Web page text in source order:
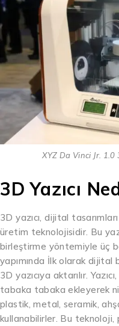
XYZ Da Vinci Jr. 1.0
3D Yazıcı
3D yazıcı, dijital
üretim teknolojisidir. Bu
birleştirme yöntemiyle üç
yapımında İlk olarak
3D yazıcıya aktarılır.
tabaka tabaka ekleyerek
plastik, metal, seramik,
kullanabilirler. Bu